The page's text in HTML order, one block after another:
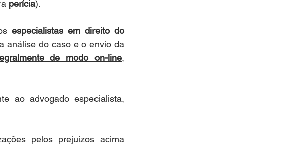
perícia).
especialistas em direito do
análise do caso e o envio da
de modo on-line,
ao advogado especialista,
pelos prejuízos acima